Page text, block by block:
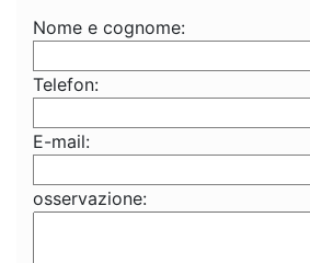
Nome e cognome:
Telefon:
E-mail:
osservazione: